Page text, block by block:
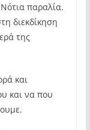
παραλία.
διεκδίκηση
της
και
και να που